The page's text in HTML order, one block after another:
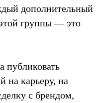
дополнительный
группы — это
публиковать
на карьеру, на
с брендом,